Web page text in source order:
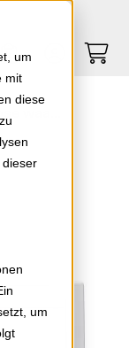
um
mit
diese
um
Springe zum Footer